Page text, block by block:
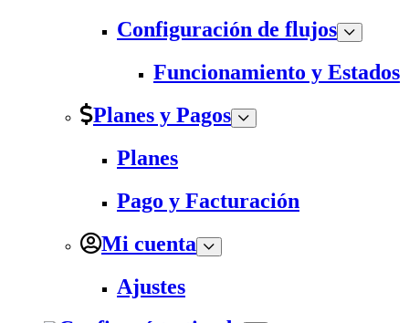
Configuración de flujos
Funcionamiento y Estados
Planes y Pagos
Planes
Pago y Facturación
Mi cuenta
Ajustes